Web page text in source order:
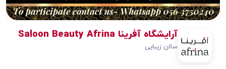
آرایشگاه آفرینا Saloon Beauty Afrina
سالن زیبایی